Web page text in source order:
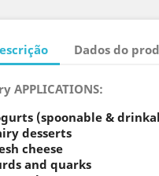
Dados do
APPLICATIONS:
(spoonable &
desserts
cheese
and quarks